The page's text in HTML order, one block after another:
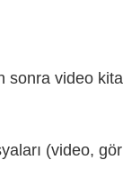
video
(video,